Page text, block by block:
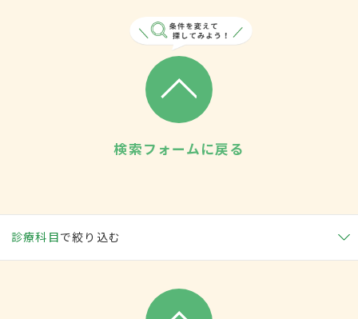
検索フォームに戻る
診療科目で絞り込む